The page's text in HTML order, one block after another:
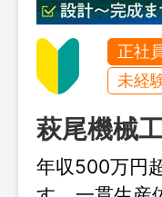
正社
未経
萩尾機械
年収500万円